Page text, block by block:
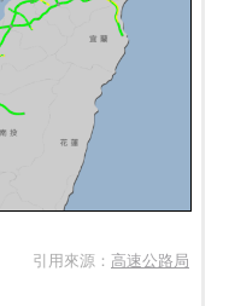
引用來源： 高速公路局